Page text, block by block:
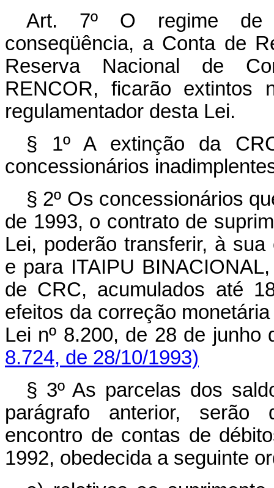
Art. 7º O regime de
conseqüência, a Conta de
Reserva Nacional de
RENCOR, ficarão extintos
regulamentador desta Lei.
§ 1º A extinção da
concessionários
§ 2º Os concessionários
de 1993, o contrato de
Lei, poderão transferir, à
e para ITAIPU
de CRC, acumulados até
efeitos da correção
Lei nº 8.200, de 28 de junho
8.724, de 28/10/1993)
§ 3º As parcelas dos
parágrafo anterior, serão
encontro de contas de
1992, obedecida a seguinte